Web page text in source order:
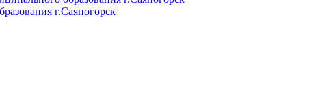
г.Саяногорск